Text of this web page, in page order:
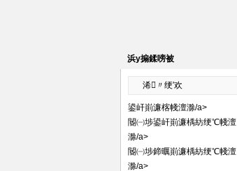
浜у搧鍒嗙被
浠〃绠′欢
鍙屽崱濂楁帴澶滁/a>
閽㈠埗鍙屽崱濂楀紡绠℃帴澶
滁/a>
閽㈠埗鍗曞崱濂楀紡绠℃帴澶
滁/a>